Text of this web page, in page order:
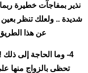
نذير بمفاجآت خطيرة
شديدة .. ولعلك تنظر بعين
عن هذا
4- وما الحاجة إلى
تحظى بالزواج منها